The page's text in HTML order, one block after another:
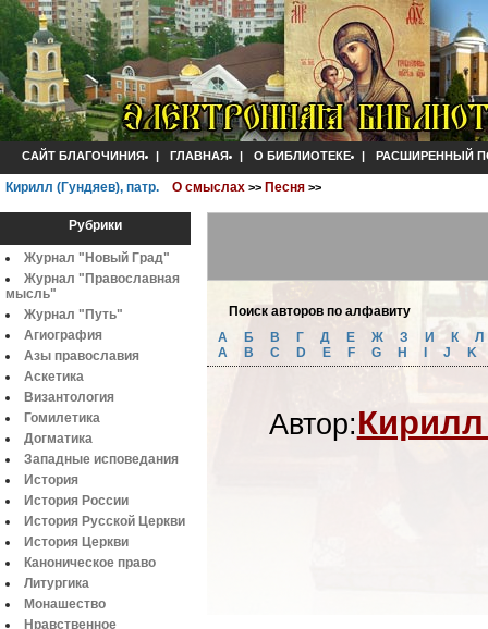
САЙТ БЛАГОЧИНИЯ | ГЛАВНАЯ | О БИБЛИОТЕКЕ | РАСШИРЕННЫЙ
Кирилл (Гундяев), патр. О смыслах >> Песня >>
Рубрики
Журнал "Новый Град"
Журнал "Православная
мысль"
Журнал "Путь"
Агиография
Азы православия
Аскетика
Византология
Гомилетика
Догматика
Западные исповедания
История
История России
История Русской Церкви
История Церкви
Каноническое право
Литургика
Монашество
Нравственное
Поиск авторов по алфавиту
А
Б B Г Д Е Ж З И К
A
B C D E F G H J K
Автор: